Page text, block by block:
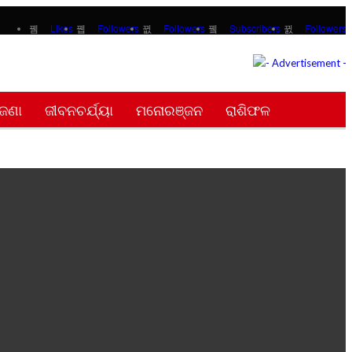
Likes Followers Followers Subscribers Followers
ଜୀବନଚର୍ଯ୍ୟା ମନୋରଞ୍ଜନ ରାଶିଫଳ